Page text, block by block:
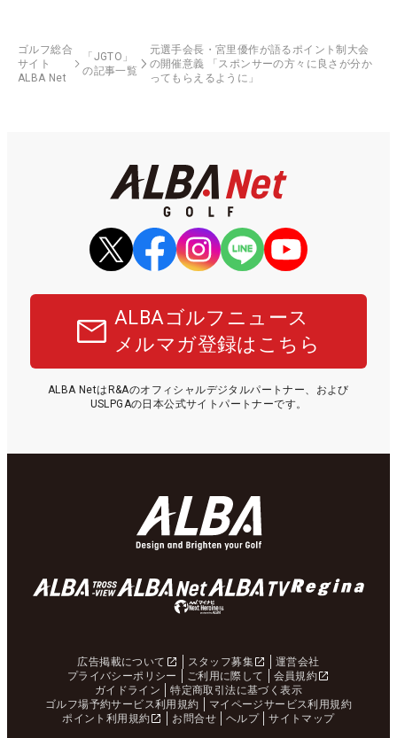
ゴルフ総合
サイト
ALBA Net
「JGTO」
の記事一覧
元選手会長・宮里優作が語るポイント制大会
の開催意義 「スポンサーの方々に良さが分か
ってもらえるように」
ALBAゴルフニュース
メルマガ登録はこちら
ALBA NetはR&Aのオフィシャルデジタルパートナー、および
USLPGAの日本公式サイトパートナーです。
広告掲載について スタッフ募集
運営会社
プライバシーポリシー
ご利用に際して
会員規約
ガイドライン
特定商取引法に基づく表示
ゴルフ場予約サービス利用規約
マイページサービス利用規約
ポイント利用規約
お問合せ ヘルプ サイトマップ